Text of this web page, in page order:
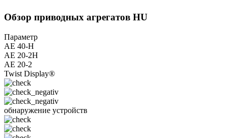
Обзор приводных агрегатов HU
Параметр
AE 40-H
AE 20-2H
AE 20-2
Twist Display®
обнаружение устройств